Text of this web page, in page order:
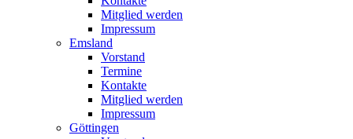
Mitglied werden
Impressum
Emsland
Vorstand
Termine
Kontakte
Mitglied werden
Impressum
Göttingen